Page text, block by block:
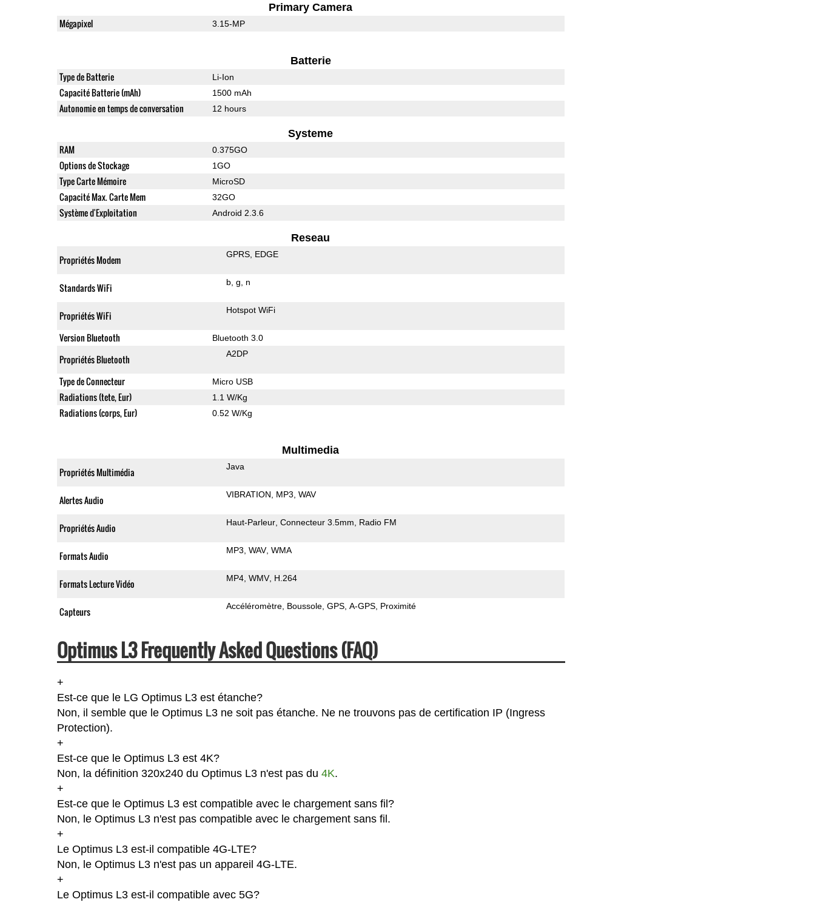
Primary Camera
Mégapixel 3.15-MP
Batterie
Type de Batterie Li-Ion
Capacité Batterie (mAh) 1500 mAh
Autonomie en temps de conversation 12 hours
Systeme
RAM 0.375GO
Options de Stockage 1GO
Type Carte Mémoire MicroSD
Capacité Max. Carte Mem 32GO
Système d'Exploitation Android 2.3.6
Reseau
Propriétés Modem GPRS EDGE
Standards WiFi b g n
Propriétés WiFi Hotspot WiFi
Version Bluetooth Bluetooth 3.0
Propriétés Bluetooth A2DP
Type de Connecteur Micro USB
Radiations (tete, Eur) 1.1 W/Kg
Radiations (corps, Eur) 0.52 W/Kg
Multimedia
Propriétés Multimédia Java
Alertes Audio VIBRATION MP3 WAV
Propriétés Audio Haut-Parleur Connecteur 3.5mm Radio FM
Formats Audio MP3 WAV WMA
Formats Lecture Vidéo MP4 WMV H.264
Capteurs Accéléromètre Boussole GPS A-GPS Proximité
Optimus L3 Frequently Asked Questions (FAQ)
+
Est-ce que le LG Optimus L3 est étanche?
Non, il semble que le Optimus L3 ne soit pas étanche. Ne ne trouvons pas de certification IP (Ingress
Protection).
+
Est-ce que le Optimus L3 est 4K?
Non, la définition 320x240 du Optimus L3 n'est pas du 4K.
+
Est-ce que le Optimus L3 est compatible avec le chargement sans fil?
Non, le Optimus L3 n'est pas compatible avec le chargement sans fil.
+
Le Optimus L3 est-il compatible 4G-LTE?
Non, le Optimus L3 n'est pas un appareil 4G-LTE.
+
Le Optimus L3 est-il compatible avec 5G?